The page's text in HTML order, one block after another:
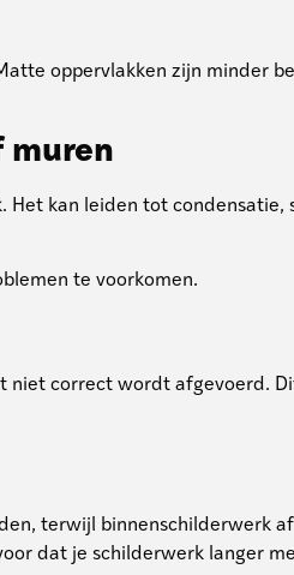
oppervlakken zijn minder
muren
kan leiden tot condensatie,
te voorkomen.
correct wordt afgevoerd.
terwijl binnenschilderwerk
dat je schilderwerk langer